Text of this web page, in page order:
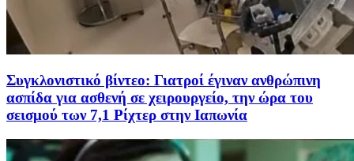
Συγκλονιστικό βίντεο: Γιατροί έγιναν ανθρώπινη
ασπίδα για ασθενή σε χειρουργείο, την ώρα του
σεισμού των 7,1 Ρίχτερ στην Ιαπωνία